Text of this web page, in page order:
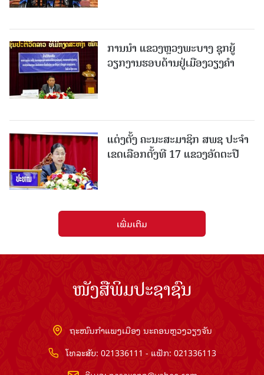
ການນຳ ແຂວງຫຼວງພະບາງ ຊຸກຍູ້
ວຽກງານຮອບດ້ານຢູ່ເມືອງວຽງຄໍາ
ແຕ່ງຕັ້ງ ຄະນະສະມາຊິກ ສພຊ ປະຈຳ
ເຂດເລືອກຕັ້ງທີ 17 ແຂວງອັດຕະປື
ເພີ່ມເຕີມ
ໜັງສືພິມປະຊາຊົນ
ຖະໜົນກຳແພງເມືອງ ນະຄອນຫຼວງວຽງຈັນ
ໂທລະສັບ: 021336111 - ແຟັກ: 021336113